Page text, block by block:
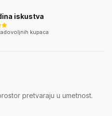
iskustva
kupaca
pretvaraju u umetnost.